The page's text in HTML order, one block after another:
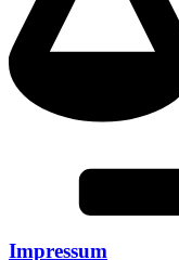
Impressum